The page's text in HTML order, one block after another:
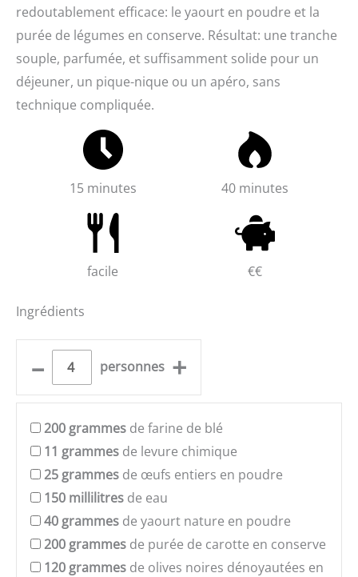
redoutablement efficace: le yaourt en poudre et la
purée de légumes en conserve. Résultat: une tranche
souple, parfumée, et suffisamment solide pour un
déjeuner, un pique-nique ou un apéro, sans
technique compliquée.
15 minutes 40 minutes
facile €€
Ingrédients
– personnes +
200 grammes de farine de blé
11 grammes de levure chimique
25 grammes de œufs entiers en poudre
150 millilitres de eau
40 grammes de yaourt nature en poudre
200 grammes de purée de carotte en conserve
120 grammes de olives noires dénoyautées en